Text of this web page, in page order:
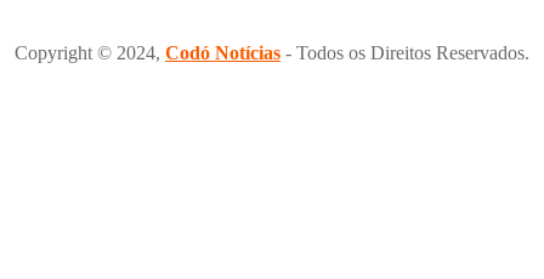
Copyright © 2024, Codó Notícias - Todos os Direitos Reservados.